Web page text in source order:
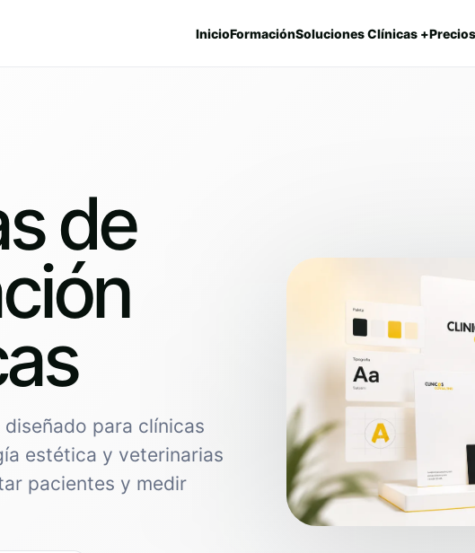
InicioFormaciónSoluciones Clínicas +Precios
de
para clínicas
estética y veterinarias
pacientes y medir